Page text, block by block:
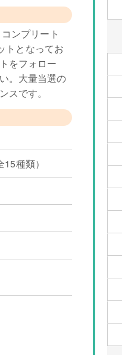
ンプリート
トとなってお
をフォロー
。大量当選の
です。
種類）